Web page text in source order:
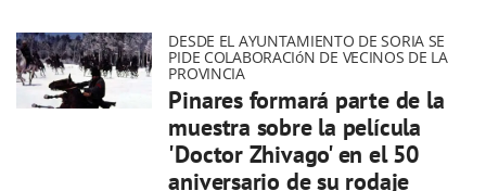
DESDE EL AYUNTAMIENTO DE SORIA SE
PIDE COLABORACIóN DE VECINOS DE LA
PROVINCIA
Pinares formará parte de la
muestra sobre la película
'Doctor Zhivago' en el 50
aniversario de su rodaje